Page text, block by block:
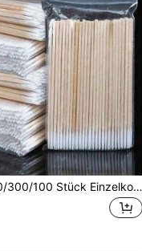
1000/500/300/100 Stück Einzelkopf-Reinigungsstäbchen, Präzisionsspitze mit Make-up-Papierstab, Augenbrauenstift, Eyeliner-Stift, Lippenstift-Stift, spitzer Reinigungsstab, Wimpernverlängerungs-Applikator